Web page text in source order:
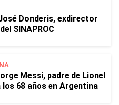
Donderis, exdirector
SINAPROC
Messi, padre de Lionel
los 68 años en Argentina